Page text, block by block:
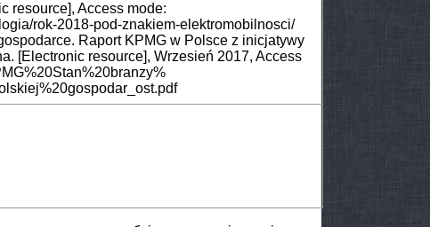
resource], Access mode:
rok-2018-pod-znakiem-elektromobilnosci/
Raport KPMG w Polsce z inicjatywy
[Electronic resource], Wrzesień 2017, Access